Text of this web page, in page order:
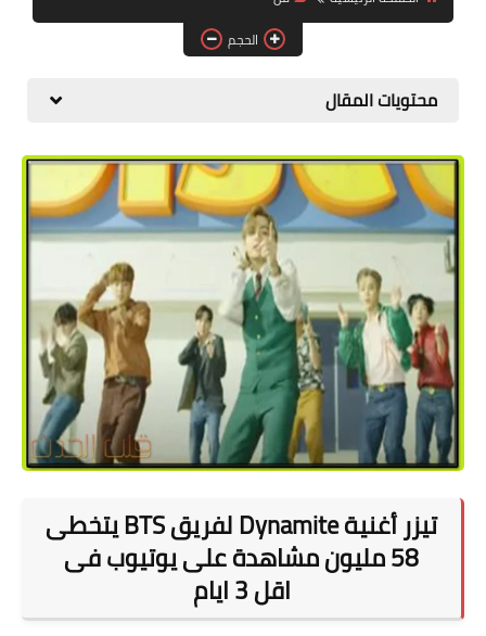
المطبخ
سيارات
علوم وتكنولوجيا
تعليم
وظائف خالية
عروض
الحجم
محتويات المقال
تيزر أغنية Dynamite لفريق BTS يتخطى
58 مليون مشاهدة على يوتيوب فى
اقل 3 ايام